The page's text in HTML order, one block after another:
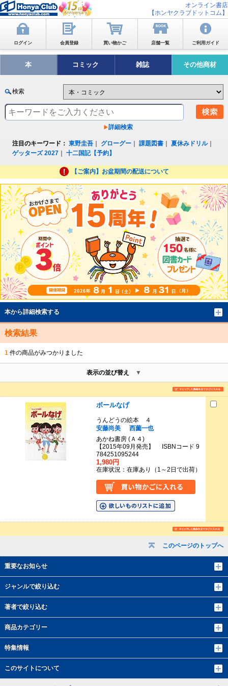
オンライン書店
【ホンヤクラブドットコム】
ログイン 会員登録 買い物かご 店舗一覧 ご利用ガイド
本 コミック 雑誌 その他商材
検索
詳細検索
注目のキーワード： 東野圭吾 グローグー ｜課題図書 ｜夏休みドリル｜
ゲッターズ 2027 ｜十二国記【予約】
【ご案内】お盆期間の配送について
このページのトップへ
重要なお知らせ
ジャンルで絞り込む
著者で絞り込む
商品カテゴリー
特集情報
このサイトについて
本から詳細検索する
検索結果
1 件の商品がみつかりました
表示の並び替え
ボールなげ
うんどうの絵本 ４
安藤尚美
西薗一也
あかね書房 (Ａ４)
【2015年09月発売】 ISBNコード 9
784251095244
1,980円
在庫状況：在庫あり（1～2日で出荷）